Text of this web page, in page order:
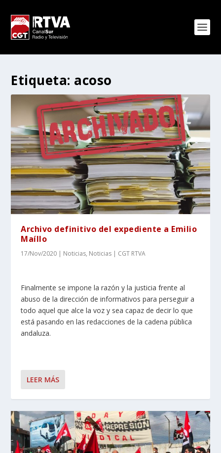
Etiqueta: acoso
Archivo definitivo del expediente a Emilio
Maíllo
17/Nov/2020 | Noticias, Noticias | CGT RTVA
Finalmente se impone la razón y la justicia frente al
abuso de la dirección de informativos para perseguir a
todo aquel que alce la voz y sea capaz de decir lo que
está pasando en las redacciones de la cadena pública
andaluza.
LEER MÁS